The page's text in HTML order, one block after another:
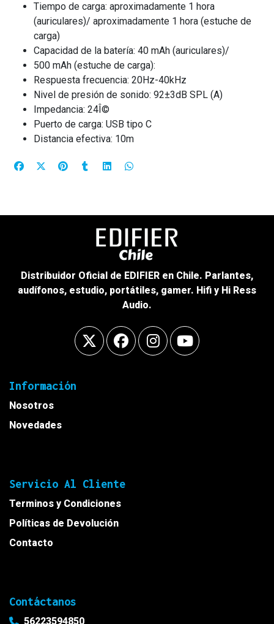
Tiempo de carga: aproximadamente 1 hora
(auriculares)/ aproximadamente 1 hora (estuche de
carga)
Capacidad de la batería: 40 mAh (auriculares)/
500 mAh (estuche de carga):
Respuesta frecuencia: 20Hz-40kHz
Nivel de presión de sonido: 92±3dB SPL (A)
Impedancia: 24Î©
Puerto de carga: USB tipo C
Distancia efectiva: 10m
Distribuidor Oficial de EDIFIER en Chile. Parlantes,
audífonos, estudio, portátiles, gamer. Hifi y Hi Ress
Audio.
Información
Nosotros
Novedades
Servicio Al Cliente
Terminos y Condiciones
Políticas de Devolución
Contacto
Contáctanos
56223594850